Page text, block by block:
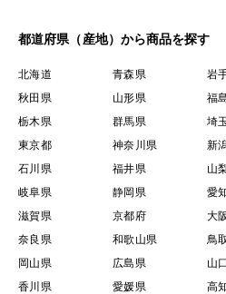
都道府県（産地）から商品を探す
北海道 青森県 岩
秋田県
山形県 福
栃木県
群馬県 埼
東京都
神奈川県 新
石川県
福井県 山
岐阜県
静岡県 愛
滋賀県
京都府 大
奈良県
和歌山県 鳥
岡山県
広島県 山
香川県
愛媛県 高